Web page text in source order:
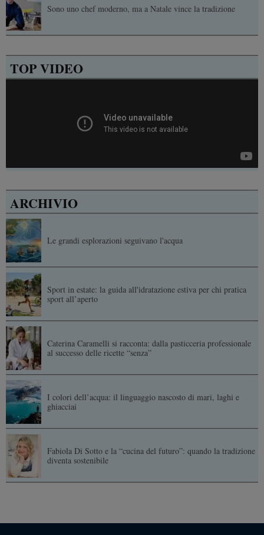
Sono uno chef moderno, ma a Natale vince la tradizione
TOP VIDEO
ARCHIVIO
Le grandi esplorazioni seguivano l'acqua
Sport in estate: la guida all'idratazione estiva per chi pratica
sport all’aperto
Caterina Caramelli si racconta: dalla pasticceria professionale
al successo delle ricette “senza”
I colori dell’acqua: il linguaggio nascosto di mari, laghi e
ghiacciai
Fabiola Di Sotto e la “cucina del futuro”: quando la tradizione
diventa sostenibile